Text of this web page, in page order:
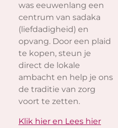
was eeuwenlang een
centrum van sadaka
(liefdadigheid) en
opvang. Door een plaid
te kopen, steun je
direct de lokale
ambacht en help je ons
de traditie van zorg
voort te zetten.
Klik hier en Lees hier